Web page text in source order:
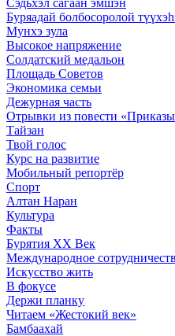
Буряадай болбосоролой
Мунхэ зула
Высокое напряжение
Солдатский медальон
Площадь Советов
Экономика семьи
Дежурная часть
Отрывки из повести
Тайзан
Твой голос
Курс на развитие
Мобильный репортёр
Спорт
Алтан Наран
Культура
Факты
Бурятия XX Век
Международное
Искусство жить
В фокусе
Держи планку
Читаем «Жестокий век»
Бамбаахай